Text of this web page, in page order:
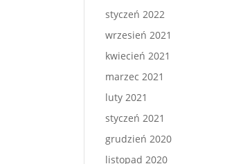
styczeń 2022
wrzesień 2021
kwiecień 2021
marzec 2021
luty 2021
styczeń 2021
grudzień 2020
listopad 2020